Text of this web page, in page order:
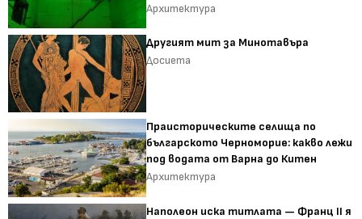
Архитектура
Другият мит за Минотавъра
Досиета
Праисторическите селища по
българското Черноморие: какво лежи
под водата от Варна до Китен
Архитектура
Наполеон иска титлата — Франц II я